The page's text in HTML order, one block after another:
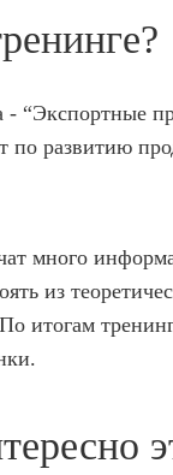
- “Экспортные
по развитию
много
из
итогам